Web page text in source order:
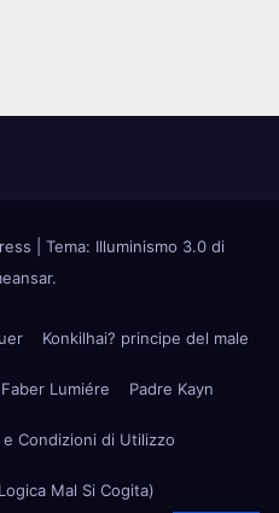
Tema: Illuminismo 3.0 di
.
Konkilhai? principe del male
Lumiére Padre Kayn
e Condizioni di Utilizzo
Mal Si Cogita)